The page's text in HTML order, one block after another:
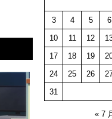
3
4 5 6
10
11 12
17
18 19
24
25 26
31
« 7